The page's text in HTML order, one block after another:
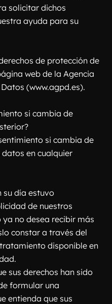
solicitar dichos
ayuda para su
de protección de
web de la Agencia
(www.agpd.es).
si cambia de
si cambia de
en cualquier
su día estuvo
de nuestros
no desea recibir más
constar a través del
disponible en
sus derechos han sido
formular una
entienda que sus